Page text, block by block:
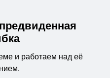
и работаем над её